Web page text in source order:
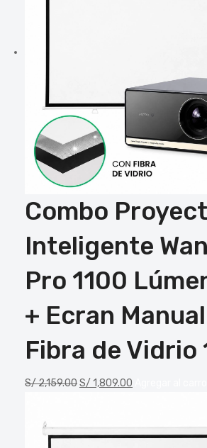
Combo
Inteligente
Pro 1100
+ Ecran
Fibra de Vidrio
S/2,159.00S/ 1,809.00